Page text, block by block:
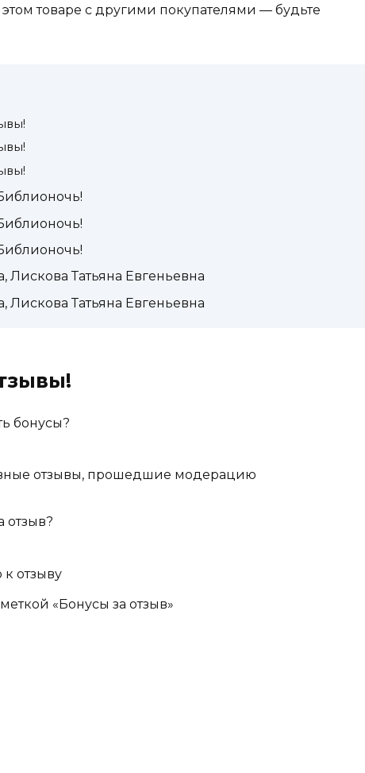
товаре с другими покупателями — будьте
Лискова Татьяна Евгеньевна
Лискова Татьяна Евгеньевна
бонусы?
отзывы, прошедшие модерацию
отзыв?
отзыву
«Бонусы за отзыв»